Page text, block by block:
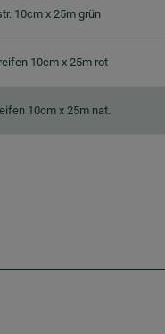
10cm x 25m grün
10cm x 25m rot
10cm x 25m nat.